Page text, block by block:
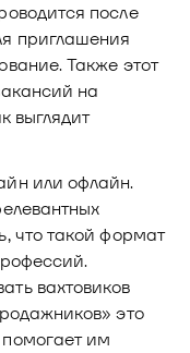
после
приглашения
Также этот
на
выглядит
или офлайн.
что такой формат
вахтовиков
это
им